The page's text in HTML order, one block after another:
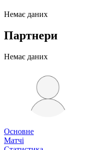
Немає даних
Партнери
Немає даних
Основне
Матчі